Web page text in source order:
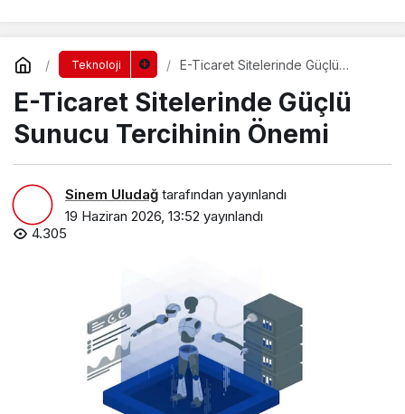
Teknoloji
E-Ticaret Sitelerinde Güçlü
E-Ticaret Sitelerinde Güçlü
Sunucu Tercihinin Önemi
Sinem Uludağ tarafından yayınlandı
19 Haziran 2026, 13:52 yayınlandı
4.305